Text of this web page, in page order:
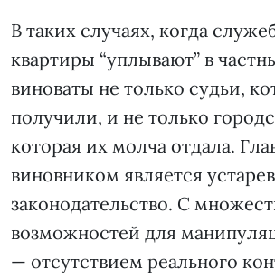
В таких случаях, когда
квартиры “уплывают” в
виноваты не только судьи,
получили, и не только
которая их молча отдала.
виновником является
законодательство. С
возможностей для
— отсутствием реального